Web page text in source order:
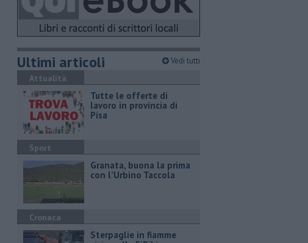
Ultimi articoli Vedi tutti
Attualità
​Tutte le offerte di
lavoro in provincia di
Pisa
Sport
​Granata, buona la prima
con l’Urbino Taccola
Cronaca
Sterpaglie in fiamme